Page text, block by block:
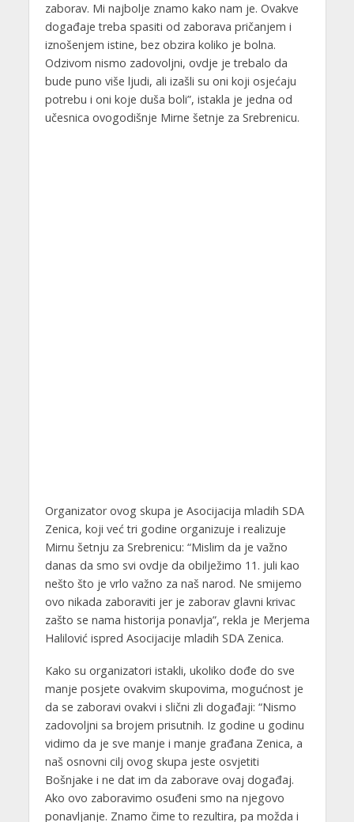
zaborav. Mi najbolje znamo kako nam je. Ovakve
događaje treba spasiti od zaborava pričanjem i
iznošenjem istine, bez obzira koliko je bolna.
Odzivom nismo zadovoljni, ovdje je trebalo da
bude puno više ljudi, ali izašli su oni koji osjećaju
potrebu i oni koje duša boli”, istakla je jedna od
učesnica ovogodišnje Mirne šetnje za Srebrenicu.
Organizator ovog skupa je Asocijacija mladih SDA
Zenica, koji već tri godine organizuje i realizuje
Mirnu šetnju za Srebrenicu: “Mislim da je važno
danas da smo svi ovdje da obilježimo 11. juli kao
nešto što je vrlo važno za naš narod. Ne smijemo
ovo nikada zaboraviti jer je zaborav glavni krivac
zašto se nama historija ponavlja”, rekla je Merjema
Halilović ispred Asocijacije mladih SDA Zenica.
Kako su organizatori istakli, ukoliko dođe do sve
manje posjete ovakvim skupovima, mogućnost je
da se zaboravi ovakvi i slični zli događaji: “Nismo
zadovoljni sa brojem prisutnih. Iz godine u godinu
vidimo da je sve manje i manje građana Zenica, a
naš osnovni cilj ovog skupa jeste osvjetiti
Bošnjake i ne dat im da zaborave ovaj događaj.
Ako ovo zaboravimo osuđeni smo na njegovo
ponavljanje. Znamo čime to rezultira, pa možda i